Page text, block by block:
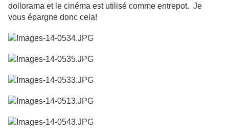
dollorama et le cinéma est utilisé comme entrepot. Je
vous épargne donc cela!